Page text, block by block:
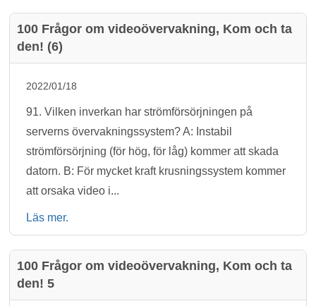
100 Frågor om videoövervakning, Kom och ta
den! (6)
2022/01/18
91. Vilken inverkan har strömförsörjningen på
serverns övervakningssystem? A: Instabil
strömförsörjning (för hög, för låg) kommer att skada
datorn. B: För mycket kraft krusningssystem kommer
att orsaka video i...
Läs mer.
100 Frågor om videoövervakning, Kom och ta
den! 5